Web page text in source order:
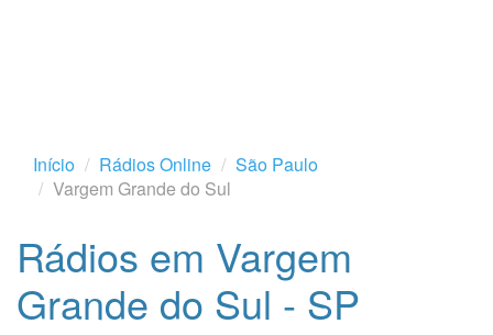
Início Rádios Online
São Paulo
Vargem Grande do Sul
Rádios em Vargem
Grande do Sul - SP